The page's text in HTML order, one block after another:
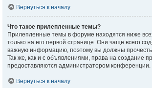
Вернуться к началу
Что такое прилепленные темы?
Прилепленные темы в форуме находятся ниже
только на его первой странице. Они чаще всего
важную информацию, поэтому вы должны
Так же, как и с объявлениями, права на создание
предоставляются администратором конференции.
Вернуться к началу